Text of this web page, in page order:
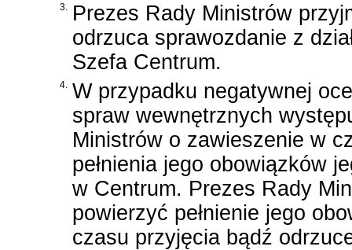
3.
Prezes Rady Ministrów
odrzuca sprawozdanie z
Szefa Centrum.
4.
W przypadku negatywnej
spraw wewnętrznych
Ministrów o zawieszenie w
pełnienia jego obowiązków
w Centrum. Prezes Rady
powierzyć pełnienie jego
czasu przyjęcia bądź